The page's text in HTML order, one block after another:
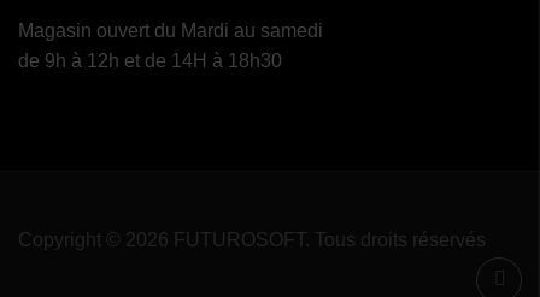
Magasin ouvert du Mardi au samedi
de 9h à 12h et de 14H à 18h30
Copyright © 2026 FUTUROSOFT. Tous droits réservés